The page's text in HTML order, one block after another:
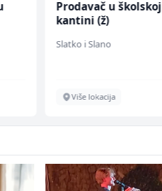
Prodavač u školskoj
kantini (ž)
Slatko i Slano
Više lokacija